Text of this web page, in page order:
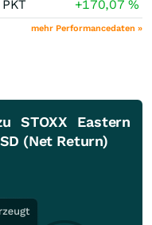
PKT +170,07%
mehr Performancedaten »
STOXX Eastern
(Net Return)